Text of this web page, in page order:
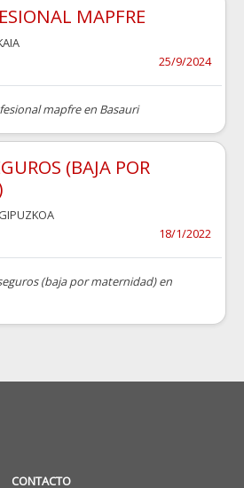
MAPFRE
25/9/2024
mapfre en Basauri
(BAJA POR
18/1/2022
(baja por maternidad) en
CONTACTO